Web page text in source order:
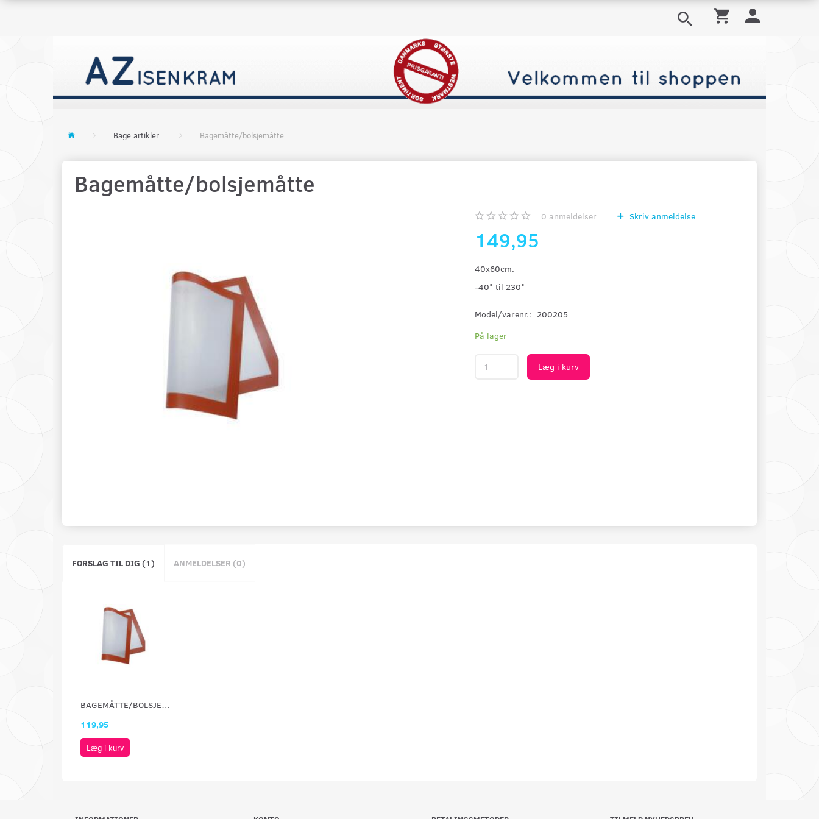
Bage artikler Bagemåtte/bolsjemåtte
Bagemåtte/bolsjemåtte
0 anmeldelser Skriv anmeldelse
149,95
40x60cm.
-40° til 230°
Model/varenr.: 200205
På lager
Læg i kurv
FORSLAG TIL DIG (1) ANMELDELSER (0)
BAGEMÅTTE/BOLSJEMÅTTE
119,95
Læg i kurv